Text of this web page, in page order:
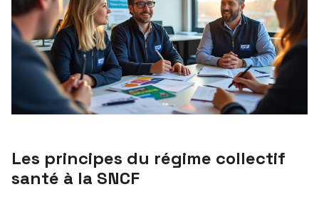
Les principes du régime collectif
santé à la SNCF